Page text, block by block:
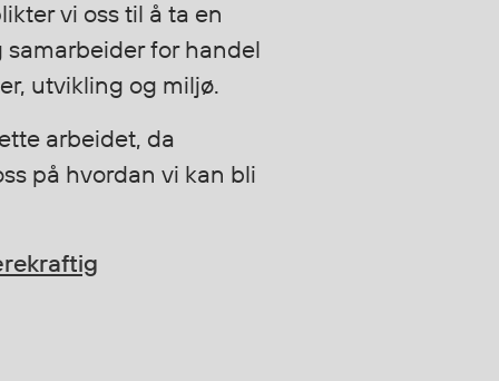
vi oss til å ta en
for handel
utvikling og miljø.
arbeidet, da
på hvordan vi kan bli